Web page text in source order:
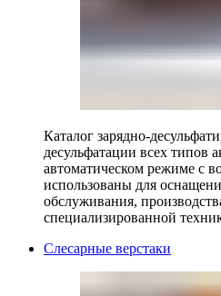
Каталог зарядно-
десульфатации всех типов
автоматическом режиме с
использованы для
обслуживания,
специализированной
Слесарные верстаки